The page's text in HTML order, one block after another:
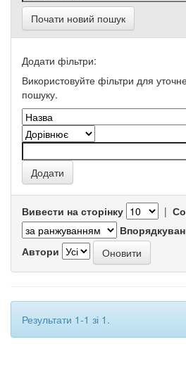
Почати новий пошук
Додати фільтри:
Використовуйте фільтри для
пошуку.
Вивести на сторінку |
Автори
Результати 1-1 зі 1.